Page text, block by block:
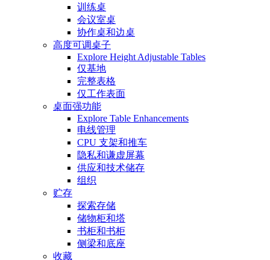
训练桌
会议室桌
协作桌和边桌
高度可调桌子
Explore Height Adjustable Tables
仅基地
完整表格
仅工作表面
桌面强功能
Explore Table Enhancements
电线管理
CPU 支架和推车
隐私和谦虚屏幕
供应和技术储存
组织
贮存
探索存储
储物柜和塔
书柜和书柜
侧梁和底座
收藏